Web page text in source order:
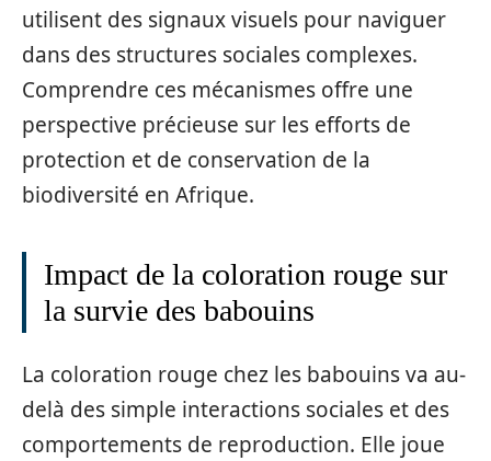
utilisent des signaux visuels pour naviguer
dans des structures sociales complexes.
Comprendre ces mécanismes offre une
perspective précieuse sur les efforts de
protection et de conservation de la
biodiversité en Afrique.
Impact de la coloration rouge sur
la survie des babouins
La coloration rouge chez les babouins va au-
delà des simple interactions sociales et des
comportements de reproduction. Elle joue